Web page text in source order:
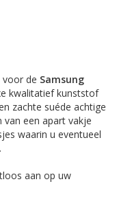
de Samsung
kwalitatief kunststof
zachte suéde achtige
een apart vakje
waarin u eventueel
aan op uw
bescherming tegen